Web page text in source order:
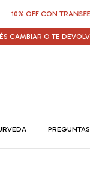
CON TRANSFERENCIA
O TE DEVOLVEMOS